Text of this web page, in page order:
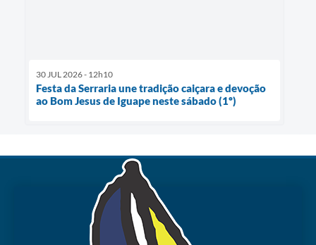
30 JUL 2026 - 12h10
Festa da Serraria une tradição caiçara e devoção
ao Bom Jesus de Iguape neste sábado (1º)